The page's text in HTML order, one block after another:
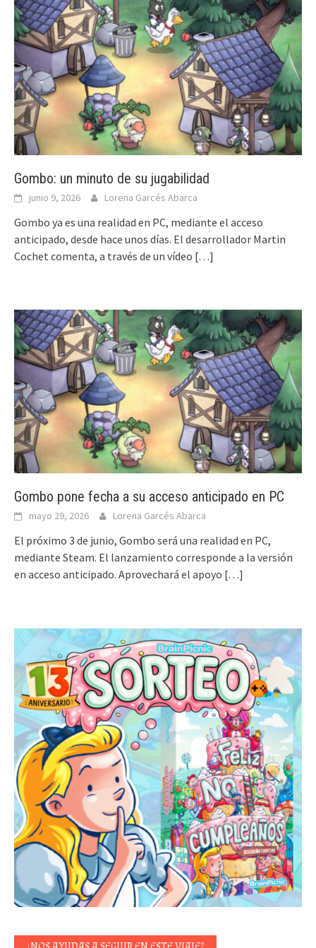
Gombo: un minuto de su jugabilidad
junio 9, 2026 Lorena Garcés Abarca
Gombo ya es una realidad en PC, mediante el acceso
anticipado, desde hace unos días. El desarrollador Martin
Cochet comenta, a través de un vídeo […]
Gombo pone fecha a su acceso anticipado en PC
mayo 29, 2026 Lorena Garcés Abarca
El próximo 3 de junio, Gombo será una realidad en PC,
mediante Steam. El lanzamiento corresponde a la versión
en acceso anticipado. Aprovechará el apoyo […]